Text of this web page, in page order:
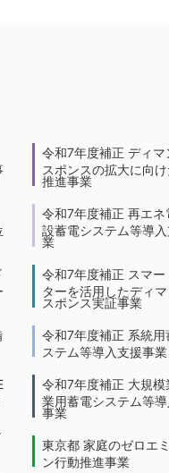
令和7年度補正 ディマ
スポンスの拡大に向
推進事業
令和7年度補正 再エネ
設蓄電システム等導
業
令和7年度補正 スマー
ターを活用したディ
スポンス実証事業
令和7年度補正 系統用
ステム等導入支援事業
令和7年度補正 大規模
業用蓄電システム等
事業
東京都 家庭のゼロエ
ン行動推進事業